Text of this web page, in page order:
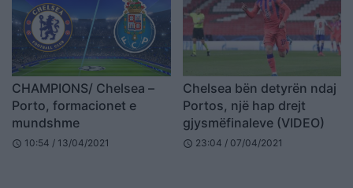
CHAMPIONS/ Chelsea –
Porto, formacionet e
mundshme
schedule 10:54 / 13/04/2021
Chelsea bën detyrën ndaj
Portos, një hap drejt
gjysmëfinaleve (VIDEO)
schedule 23:04 / 07/04/2021